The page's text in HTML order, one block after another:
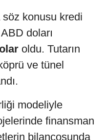
söz konusu kredi
doları
oldu. Tutarın
ve tünel
modeliyle
finansman
bilançosunda